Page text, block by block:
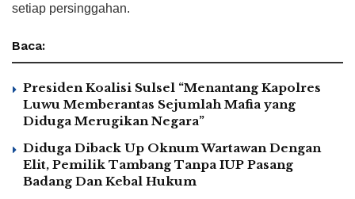
setiap persinggahan.
Baca:
Presiden Koalisi Sulsel “Menantang Kapolres
Luwu Memberantas Sejumlah Mafia yang
Diduga Merugikan Negara”
Diduga Diback Up Oknum Wartawan Dengan
Elit, Pemilik Tambang Tanpa IUP Pasang
Badang Dan Kebal Hukum